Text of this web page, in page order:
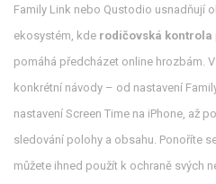
Family Link nebo Qustodio usnadňují
ekosystém, kde rodičovská kontrola
pomáhá předcházet online hrozbám.
konkrétní návody – od nastavení
nastavení Screen Time na iPhone, až
sledování polohy a obsahu. Ponoříte
můžete ihned použít k ochraně svých